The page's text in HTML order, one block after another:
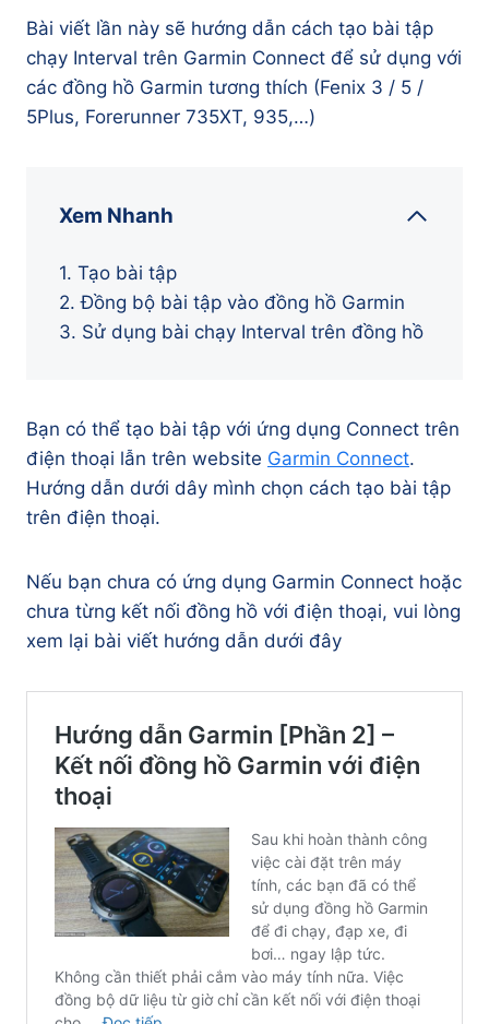
Bài viết lần này sẽ hướng dẫn cách tạo bài tập
chạy Interval trên Garmin Connect để sử dụng với
các đồng hồ Garmin tương thích (Fenix 3 / 5 /
5Plus, Forerunner 735XT, 935,…)
Xem Nhanh
1. Tạo bài tập
2. Đồng bộ bài tập vào đồng hồ Garmin
3. Sử dụng bài chạy Interval trên đồng hồ
Bạn có thể tạo bài tập với ứng dụng Connect trên
điện thoại lẫn trên website Garmin Connect.
Hướng dẫn dưới dây mình chọn cách tạo bài tập
trên điện thoại.
Nếu bạn chưa có ứng dụng Garmin Connect hoặc
chưa từng kết nối đồng hồ với điện thoại, vui lòng
xem lại bài viết hướng dẫn dưới đây